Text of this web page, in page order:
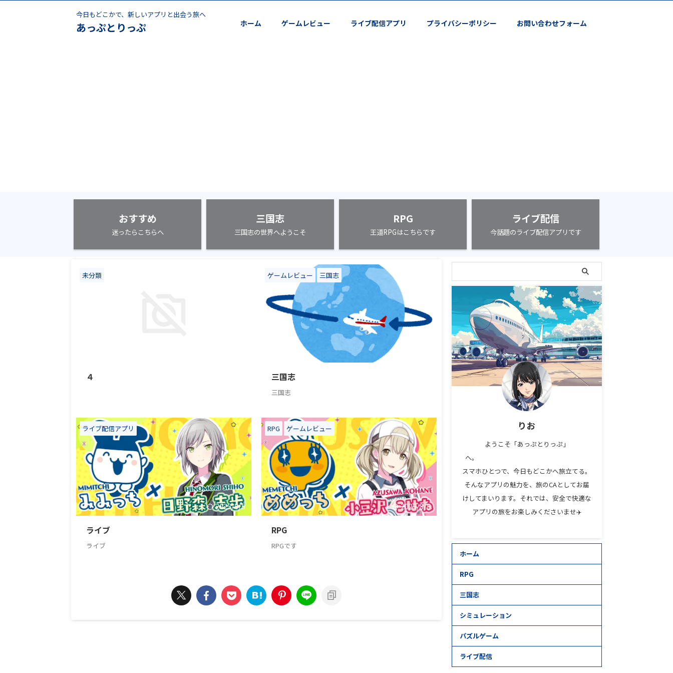
今日もどこかで、新しいアプリと出会う旅へ
あっぷとりっぷ ホーム ゲームレビュー ライブ配信アプリ プライバシーポリシー お問い合わせフォーム
おすすめ
迷ったらこちらへ
三国志
三国志の世界へようこそ
RPG
王道RPGはこちらです
ライブ配信
今話題のライブ配信アプリです
未分類
４
ゲームレビュー 三国志
三国志
三国志
2025/8/5
ライブ配信アプリ
ライブ
ライブ
2025/8/5
RPG ゲームレビュー
RPG
RPGです
りお
ようこそ「あっぷとりっぷ」
へ。
スマホひとつで、今日もどこかへ旅立てる。
そんなアプリの魅力を、旅のCAとしてお届
けしてまいります。それでは、安全で快適な
アプリの旅をお楽しみくださいませ✈️
ホーム
RPG
三国志
シミュレーション
パズルゲーム
ライブ配信